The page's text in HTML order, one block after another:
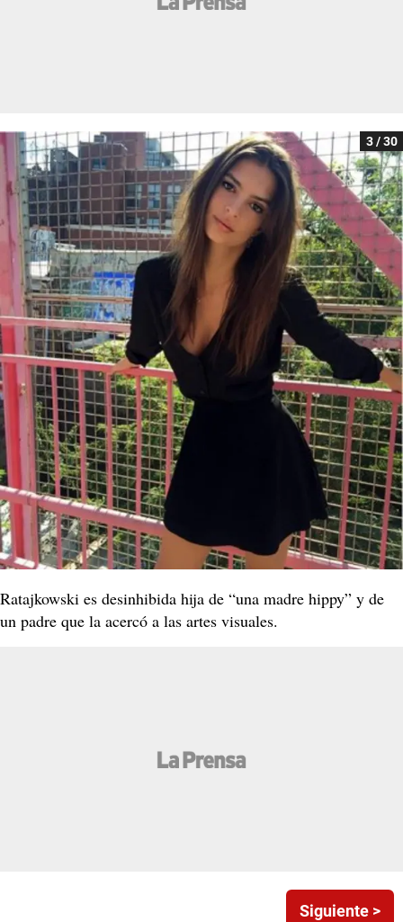
3 / 30
Ratajkowski es desinhibida hija de “una madre hippy” y de
un padre que la acercó a las artes visuales.
Siguiente >